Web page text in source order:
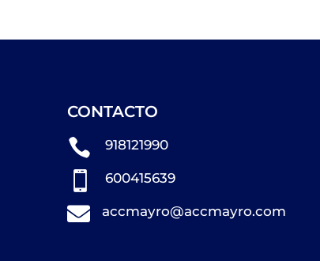
CONTACTO
 918121990
 600415639
 accmayro@accmayro.com